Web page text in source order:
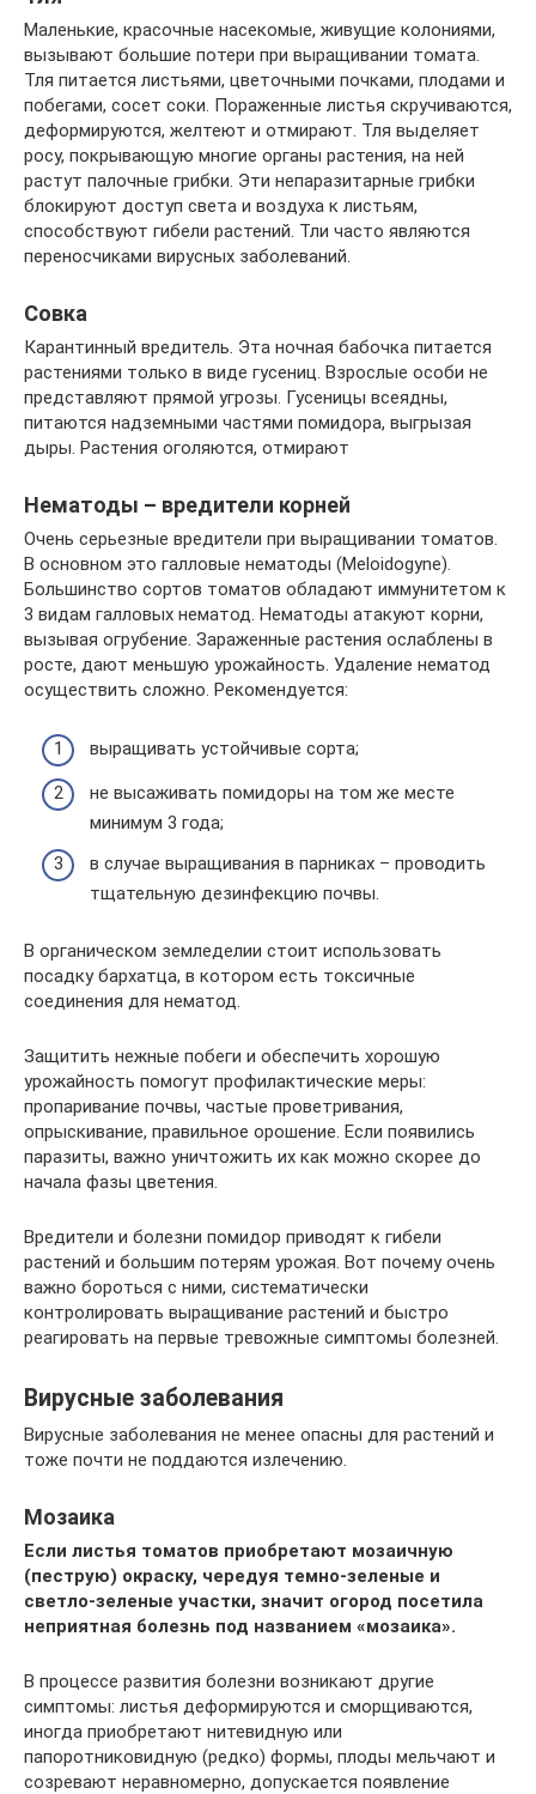
Маленькие, красочные насекомые, живущие колониями,
вызывают большие потери при выращивании томата.
Тля питается листьями, цветочными почками, плодами и
побегами, сосет соки. Пораженные листья скручиваются,
деформируются, желтеют и отмирают. Тля выделяет
росу, покрывающую многие органы растения, на ней
растут палочные грибки. Эти непаразитарные грибки
блокируют доступ света и воздуха к листьям,
способствуют гибели растений. Тли часто являются
переносчиками вирусных заболеваний.
Совка
Карантинный вредитель. Эта ночная бабочка питается
растениями только в виде гусениц. Взрослые особи не
представляют прямой угрозы. Гусеницы всеядны,
питаются надземными частями помидора, выгрызая
дыры. Растения оголяются, отмирают
Нематоды – вредители корней
Очень серьезные вредители при выращивании томатов.
В основном это галловые нематоды (Meloidogyne).
Большинство сортов томатов обладают иммунитетом к
3 видам галловых нематод. Нематоды атакуют корни,
вызывая огрубение. Зараженные растения ослаблены в
росте, дают меньшую урожайность. Удаление нематод
осуществить сложно. Рекомендуется:
выращивать устойчивые сорта;
не высаживать помидоры на том же месте
минимум 3 года;
в случае выращивания в парниках – проводить
тщательную дезинфекцию почвы.
В органическом земледелии стоит использовать
посадку бархатца, в котором есть токсичные
соединения для нематод.
Защитить нежные побеги и обеспечить хорошую
урожайность помогут профилактические меры:
пропаривание почвы, частые проветривания,
опрыскивание, правильное орошение. Если появились
паразиты, важно уничтожить их как можно скорее до
начала фазы цветения.
Вредители и болезни помидор приводят к гибели
растений и большим потерям урожая. Вот почему очень
важно бороться с ними, систематически
контролировать выращивание растений и быстро
реагировать на первые тревожные симптомы болезней.
Вирусные заболевания
Вирусные заболевания не менее опасны для растений и
тоже почти не поддаются излечению.
Мозаика
Если листья томатов приобретают мозаичную
(пеструю) окраску, чередуя темно-зеленые и
светло-зеленые участки, значит огород посетила
неприятная болезнь под названием «мозаика».
В процессе развития болезни возникают другие
симптомы: листья деформируются и сморщиваются,
иногда приобретают нитевидную или
папоротниковидную (редко) формы, плоды мельчают и
созревают неравномерно, допускается появление